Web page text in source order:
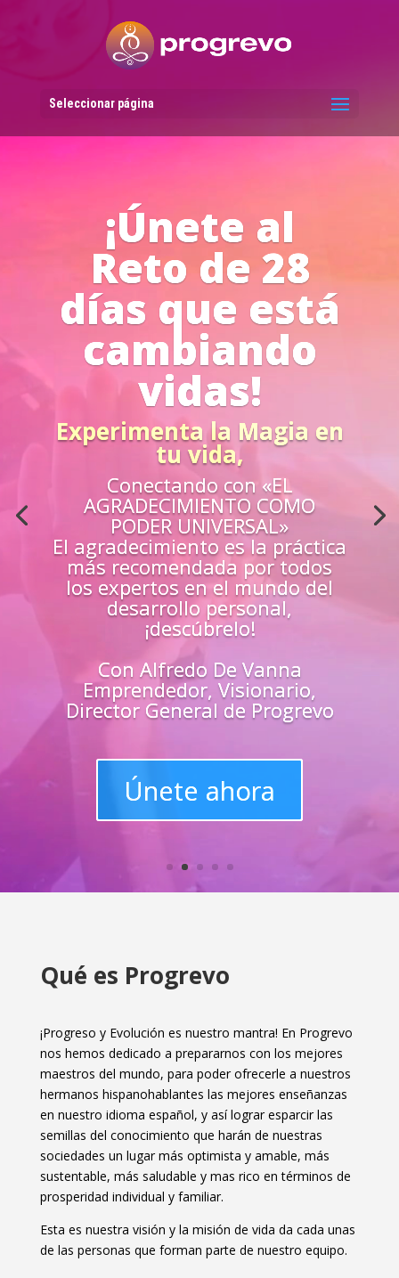
Seleccionar página
Líderes del
Progreso en
Acción
¿Sientes que no estás
preparado para los retos de la
vida?
Aprende«EN VIVO» de los mejores
guías y
maestros y superarte en todas las
áreas de tu vida
Únete y triunfa como un
líder del progreso
Qué es Progrevo
¡Progreso y Evolución es nuestro mantra! En Progrevo
nos hemos dedicado a prepararnos con los mejores
maestros del mundo, para poder ofrecerle a nuestros
hermanos hispanohablantes las mejores enseñanzas
en nuestro idioma español, y así lograr esparcir las
semillas del conocimiento que harán de nuestras
sociedades un lugar más optimista y amable, más
sustentable, más saludable y mas rico en términos de
prosperidad individual y familiar.
Esta es nuestra visión y la misión de vida da cada unas
de las personas que forman parte de nuestro equipo.